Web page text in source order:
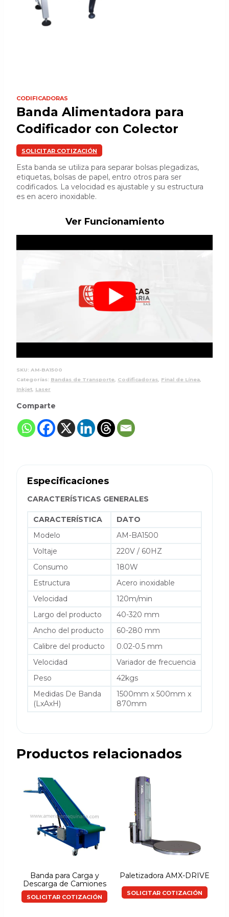
CODIFICADORAS
Banda Alimentadora para
Codificador con Colector
SOLICITAR COTIZACIÓN
Esta banda se utiliza para separar bolsas plegadizas,
etiquetas, bolsas de papel, entro otros para ser
codificados. La velocidad es ajustable y su estructura
es en acero inoxidable.
Ver Funcionamiento
SKU: AM-BA1500
Categorías: Bandas de Transporte, Codificadoras, Final de Línea,
Inkjet, Laser
Comparte
Especificaciones
CARACTERÍSTICAS GENERALES
CARACTERÍSTICA
DATO
Modelo
AM-BA1500
Voltaje
220V / 60HZ
Consumo
180W
Estructura
Acero inoxidable
Velocidad
120m/min
Largo del producto
40-320 mm
Ancho del producto
60-280 mm
Calibre del producto
0.02-0.5 mm
Velocidad
Variador de frecuencia
Peso
42kgs
Medidas De Banda
(LxAxH)
1500mm x 500mm x
870mm
Productos relacionados
Banda para Carga y
Descarga de Camiones
SOLICITAR COTIZACIÓN
Paletizadora AMX-DRIVE
SOLICITAR COTIZACIÓN